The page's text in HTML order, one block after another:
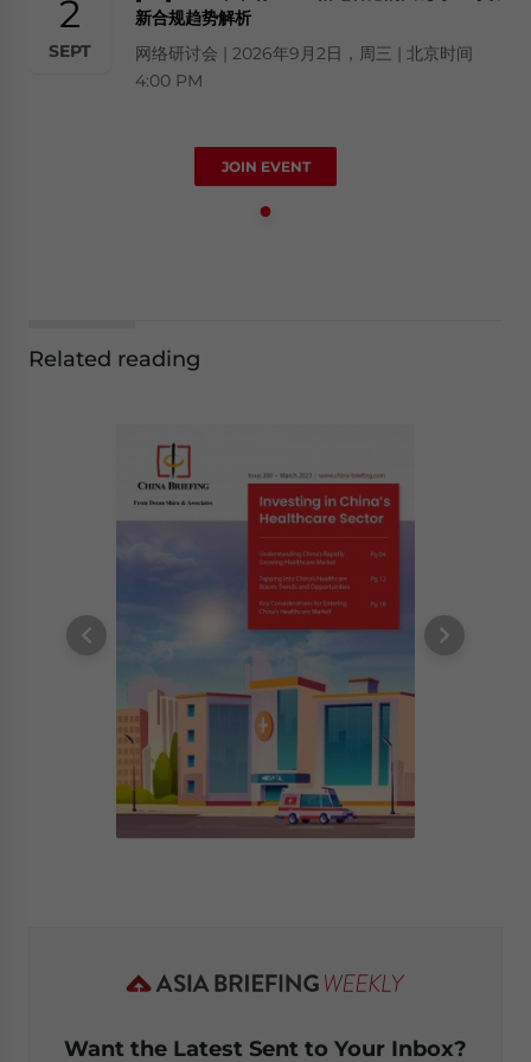
2
SEPT
新合规趋势解析
网络研讨会 | 2026年9月2日，周三 | 北京时间
4:00 PM
JOIN EVENT
Related reading
Want the Latest Sent to Your Inbox?